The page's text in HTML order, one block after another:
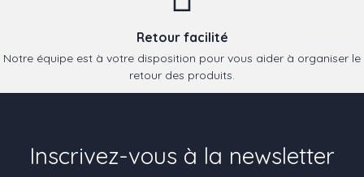
Retour facilité
Notre équipe est à votre disposition pour vous aider à organiser le
retour des produits.
Inscrivez-vous à la newsletter